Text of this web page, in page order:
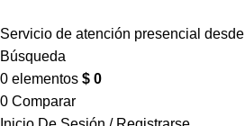
Servicio de atención presencial
Búsqueda
0 elementos $ 0
0 Comparar